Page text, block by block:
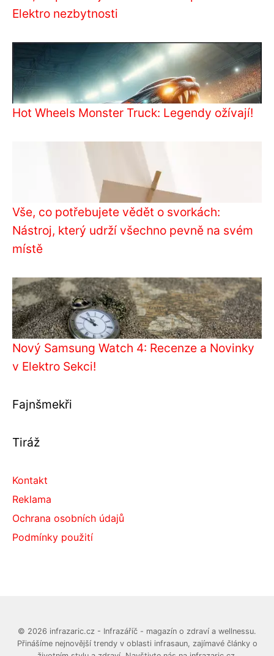
Elektro nezbytnosti
Hot Wheels Monster Truck: Legendy ožívají!
Vše, co potřebujete vědět o svorkách:
Nástroj, který udrží všechno pevně na svém
místě
Nový Samsung Watch 4: Recenze a Novinky
v Elektro Sekci!
Fajnšmekři
Tiráž
Kontakt
Reklama
Ochrana osobních údajů
Podmínky použití
© 2026 infrazaric.cz - Infrazáříč - magazín o zdraví a wellnessu.
Přinášíme nejnovější trendy v oblasti infrasaun, zajímavé články o